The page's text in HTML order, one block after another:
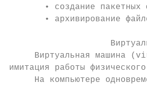
• создание пакетных
• архивирование
Виртуальная машина
имитация работы
На компьютере